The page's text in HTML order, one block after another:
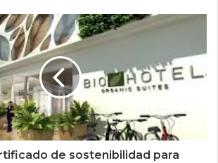
de sostenibilidad para